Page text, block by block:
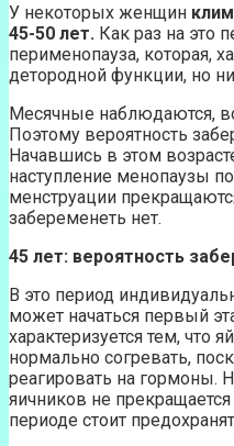
У некоторых женщин
45-50 лет. Как раз на это
перименопауза, которая,
детородной функции, но
Месячные наблюдаются,
Поэтому вероятность
Начавшись в этом
наступление менопаузы
менструации
забеременеть нет.
45 лет: вероятность
В это период
может начаться первый
характеризуется тем, что
нормально согревать,
реагировать на гормоны.
яичников не
периоде стоит